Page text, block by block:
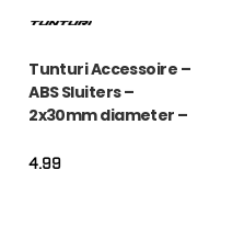
Tunturi Accessoire –
ABS Sluiters –
2x30mm diameter –
4.99